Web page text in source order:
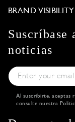
BRAND VISIBILITY
Suscríbase
noticias
Al suscribirte, aceptas
consulte nuestra